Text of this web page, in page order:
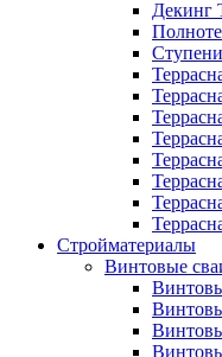
Декинг
Стройматериалы
Винтовые